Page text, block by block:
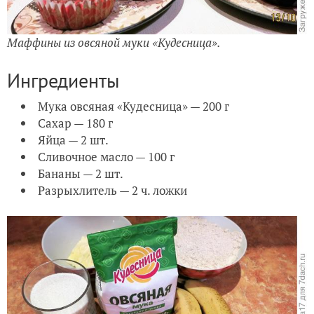
Маффины из овсяной муки «Кудесница».
Ингредиенты
Мука овсяная «Кудесница» — 200 г
Сахар — 180 г
Яйца — 2 шт.
Сливочное масло — 100 г
Бананы — 2 шт.
Разрыхлитель — 2 ч. ложки